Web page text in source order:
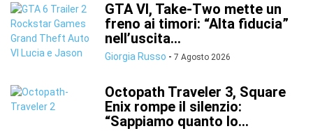
GTA VI, Take-Two mette un
freno ai timori: “Alta fiducia”
nell’uscita...
Giorgia Russo - 7 Agosto 2026
Octopath Traveler 3, Square
Enix rompe il silenzio:
“Sappiamo quanto lo...